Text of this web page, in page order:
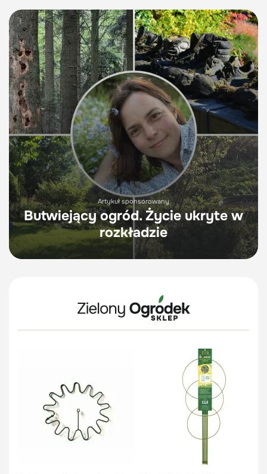
Artykuł sponsorowany
Butwiejący ogród. Życie ukryte w
rozkładzie